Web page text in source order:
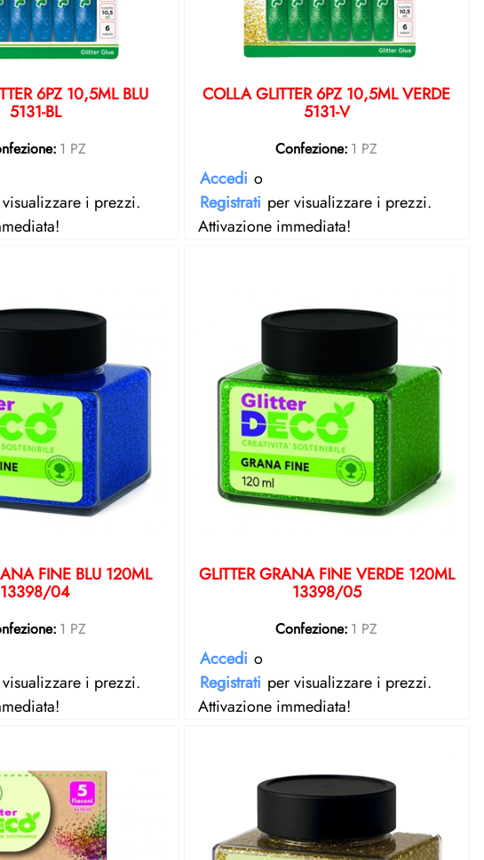
6PZ 10,5ML BLU
5131-BL
1 PZ
i prezzi.
COLLA GLITTER 6PZ 10,5ML VERDE
5131-V
Confezione: 1 PZ
Accedi o
Registrati per visualizzare i prezzi.
Attivazione immediata!
FINE BLU 120ML
13398/04
1 PZ
i prezzi.
GLITTER GRANA FINE VERDE 120ML
13398/05
Confezione: 1 PZ
Accedi o
Registrati per visualizzare i prezzi.
Attivazione immediata!